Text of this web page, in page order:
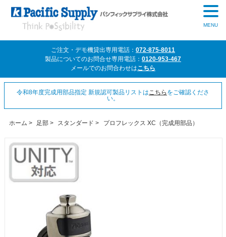
MENU
ご注文・デモ機貸出専用電話： 072-875-8011
製品についてのお問合せ専用電話： 0120-953-467
メールでのお問合わせはこちら
令和8年度完成用部品指定 新規認可製品リストはこちら をご確認くださ
い。
ホーム > 足部 > スタンダード > プロフレックス XC（完成用部品）